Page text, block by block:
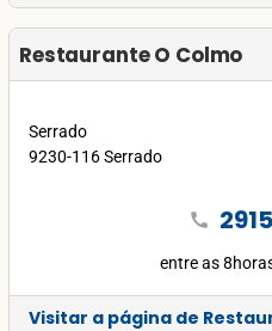
Restaurante O Colmo
Serrado
9230-116 Serrado
call
entre as
Visitar a página de